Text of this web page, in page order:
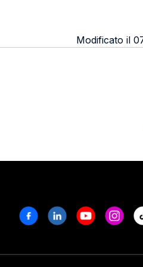
Modificato il
FacebookLinkedinYoutube